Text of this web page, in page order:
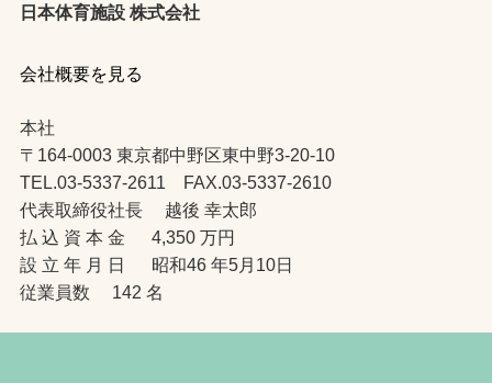
日本体育施設 株式会社
会社概要を見る
本社
〒164-0003 東京都中野区東中野3-20-10
TEL.03-5337-2611 FAX.03-5337-2610
代表取締役社長 越後 幸太郎
払 込 資 本 金 4,350 万円
設 立 年 月 日 昭和46 年5月10日
従業員数 142 名